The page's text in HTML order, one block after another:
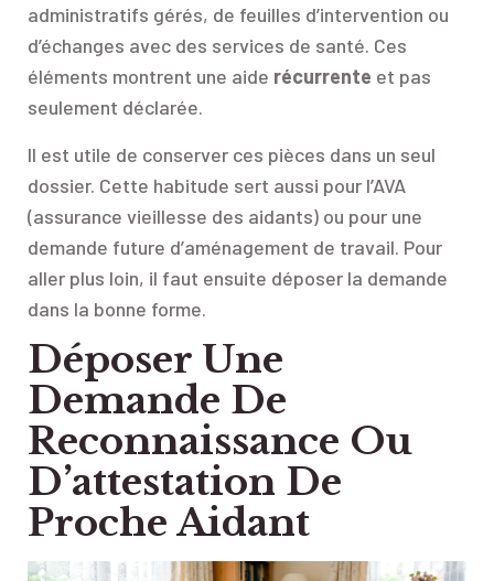
administratifs gérés, de feuilles d’intervention ou
d’échanges avec des services de santé. Ces
éléments montrent une aide récurrente et pas
seulement déclarée.
Il est utile de conserver ces pièces dans un seul
dossier. Cette habitude sert aussi pour l’AVA
(assurance vieillesse des aidants) ou pour une
demande future d’aménagement de travail. Pour
aller plus loin, il faut ensuite déposer la demande
dans la bonne forme.
Déposer Une
Demande De
Reconnaissance Ou
D’attestation De
Proche Aidant